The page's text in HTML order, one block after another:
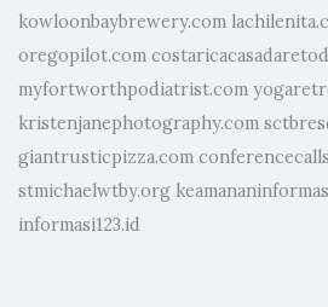
kowloonbaybrewery.com
oregopilot.com
myfortworthpodiatrist.com
kristenjanephotography.com
giantrusticpizza.com
stmichaelwtby.org
informasi123.id